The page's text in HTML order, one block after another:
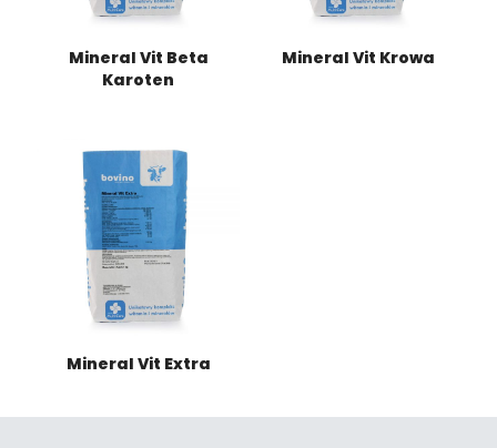
Mineral Vit Beta
Karoten
Mineral Vit Krowa
Mineral Vit Extra